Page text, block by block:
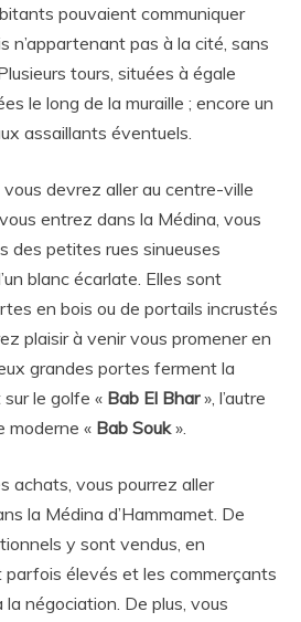
pouvaient communiquer
n’appartenant pas à la cité, sans
tours, situées à égale
le long de la muraille ; encore un
assaillants éventuels.
vous devrez aller au centre-ville
entrez dans la Médina, vous
des petites rues sinueuses
blanc écarlate. Elles sont
en bois ou de portails incrustés
plaisir à venir vous promener en
grandes portes ferment la
sur le golfe « Bab El Bhar », l’autre
moderne « Bab Souk».
achats, vous pourrez aller
la Médina d’Hammamet. De
y sont vendus, en
élevés et les commerçants
négociation. De plus, vous